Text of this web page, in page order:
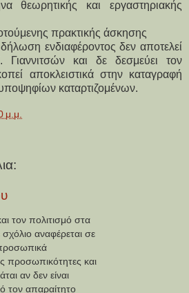
θεωρητικής και εργαστηριακής
πρακτικής άσκησης
ενδιαφέροντος δεν αποτελεί
και δε δεσμεύει τον
αποκλειστικά στην καταγραφή
καταρτιζομένων.
μ.μ.
τον πολιτισμό στα
αναφέρεται σε
προσωπικότητες και
αν δεν είναι
τον απαραίτητο